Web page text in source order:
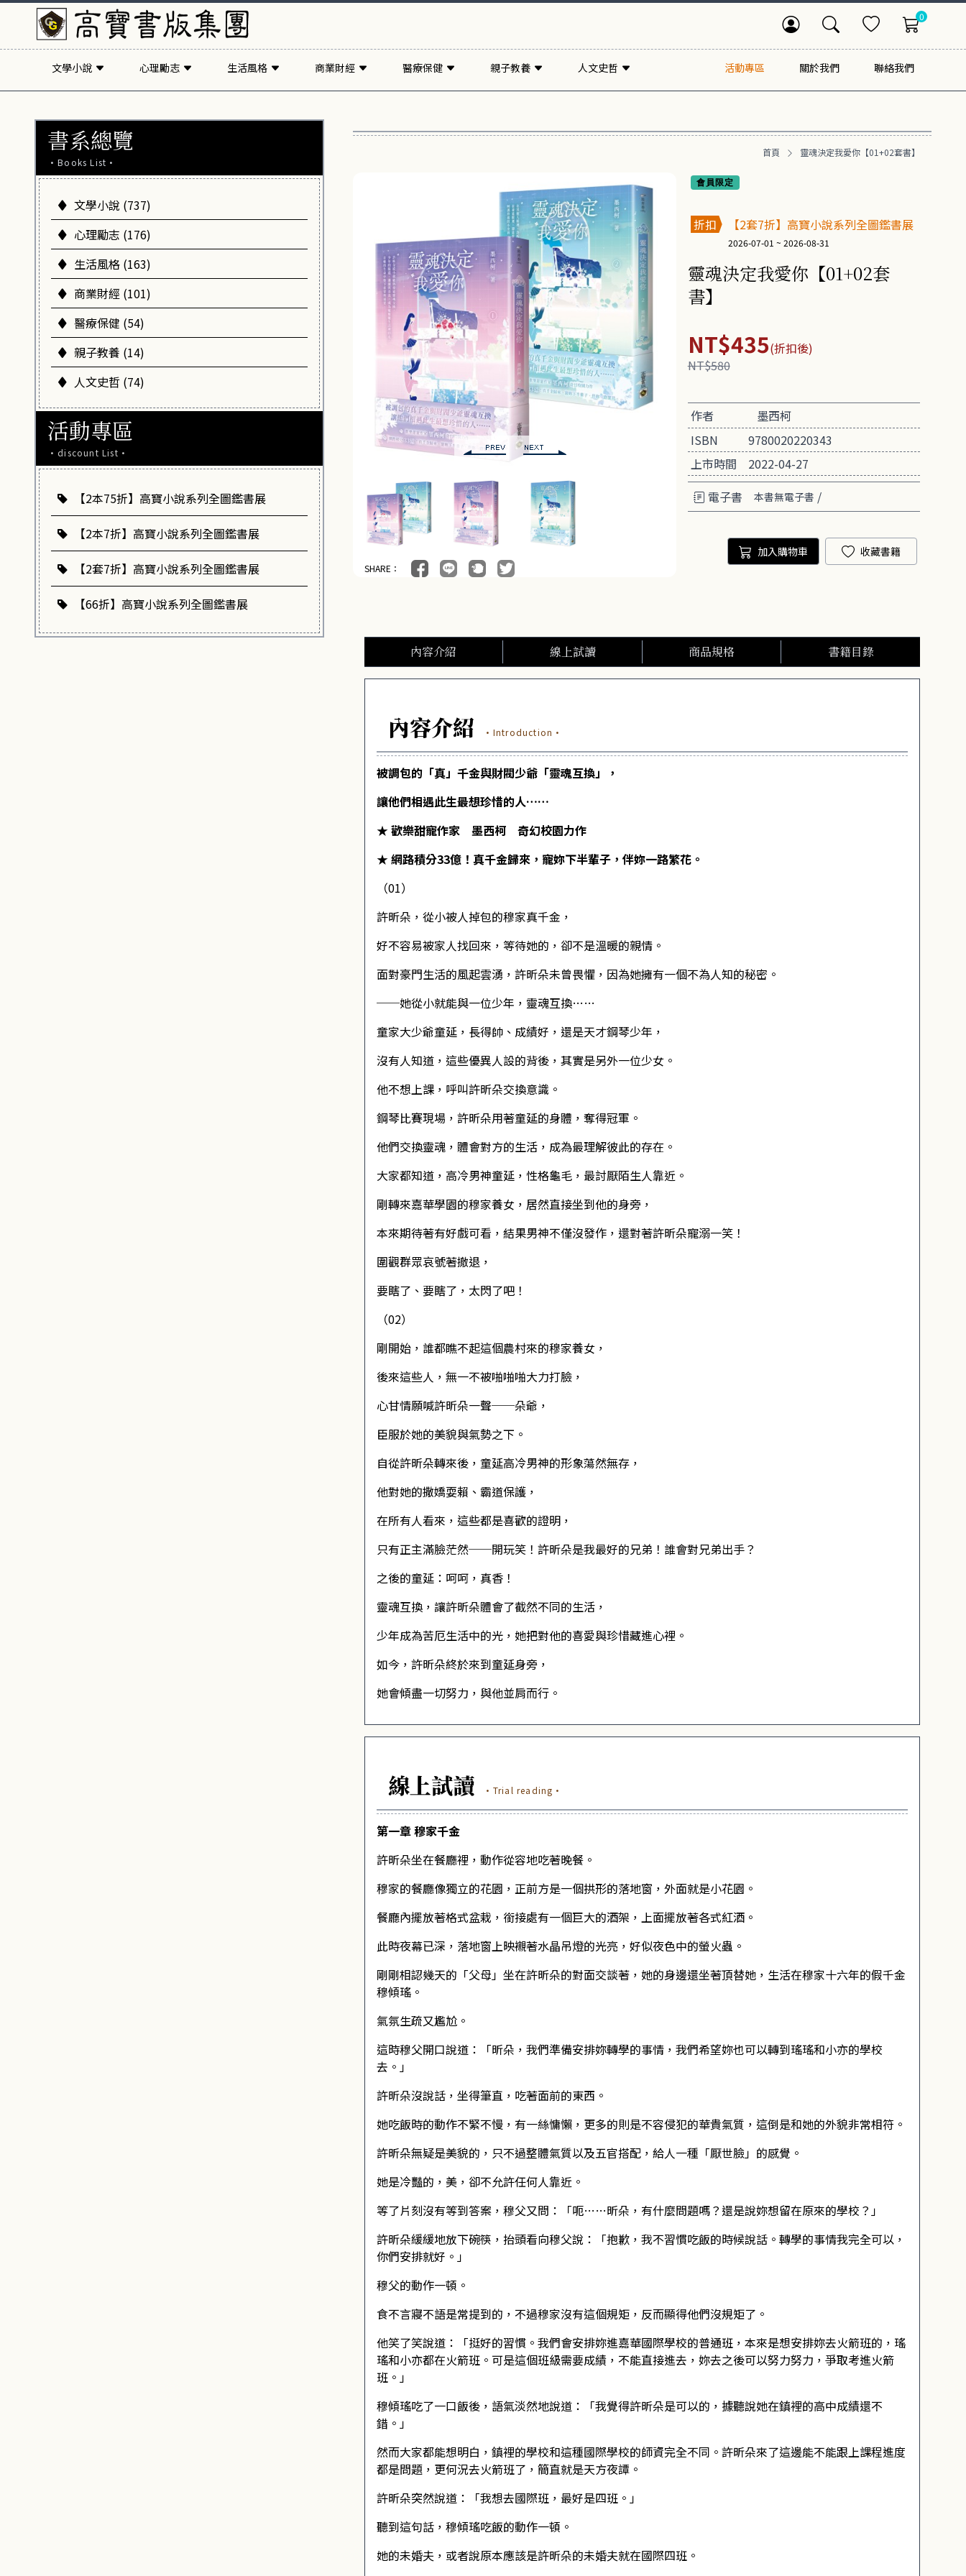
0
文學小說 心理勵志 生活風格 商業財經 醫療保健 親子教養 人文史哲 活動專區 關於我們 聯絡我們
書系總覽
·Books List·
文學小說 (737)
心理勵志 (176)
生活風格 (163)
商業財經 (101)
醫療保健 (54)
親子教養 (14)
人文史哲 (74)
活動專區
·discount List·
【2本75折】高寶小說系列全圖鑑書展
【2本7折】高寶小說系列全圖鑑書展
【2套7折】高寶小說系列全圖鑑書展
【66折】高寶小說系列全圖鑑書展
首頁 靈魂決定我愛你【01+02套書】
SHARE：
會員限定
折扣 【2套7折】高寶小說系列全圖鑑書展
2026-07-01 ~ 2026-08-31
靈魂決定我愛你【01+02套
書】
NT$435(折扣後)
NT$580
作者
墨西柯
ISBN
9780020220343
上市時間
2022-04-27
電子書
本書無電子書 /
加入購物車 收藏書籍
內容介紹 線上試讀 商品規格 書籍目錄
內容介紹 ·Introduction·
被調包的「真」千金與財閥少爺「靈魂互換」，
讓他們相遇此生最想珍惜的人……
★ 歡樂甜寵作家 墨西柯 奇幻校園力作
★ 網路積分33億！真千金歸來，寵妳下半輩子，伴妳一路繁花。
（01）
許昕朵，從小被人掉包的穆家真千金，
好不容易被家人找回來，等待她的，卻不是溫暖的親情。
面對豪門生活的風起雲湧，許昕朵未曾畏懼，因為她擁有一個不為人知的秘密。
──她從小就能與一位少年，靈魂互換……
童家大少爺童延，長得帥、成績好，還是天才鋼琴少年，
沒有人知道，這些優異人設的背後，其實是另外一位少女。
他不想上課，呼叫許昕朵交換意識。
鋼琴比賽現場，許昕朵用著童延的身體，奪得冠軍。
他們交換靈魂，體會對方的生活，成為最理解彼此的存在。
大家都知道，高冷男神童延，性格龜毛，最討厭陌生人靠近。
剛轉來嘉華學園的穆家養女，居然直接坐到他的身旁，
本來期待著有好戲可看，結果男神不僅沒發作，還對著許昕朵寵溺一笑！
圍觀群眾哀號著撤退，
要瞎了、要瞎了，太閃了吧！
（02）
剛開始，誰都瞧不起這個農村來的穆家養女，
後來這些人，無一不被啪啪啪大力打臉，
心甘情願喊許昕朵一聲──朵爺，
臣服於她的美貌與氣勢之下。
自從許昕朵轉來後，童延高冷男神的形象蕩然無存，
他對她的撒嬌耍賴、霸道保護，
在所有人看來，這些都是喜歡的證明，
只有正主滿臉茫然──開玩笑！許昕朵是我最好的兄弟！誰會對兄弟出手？
之後的童延：呵呵，真香！
靈魂互換，讓許昕朵體會了截然不同的生活，
少年成為苦厄生活中的光，她把對他的喜愛與珍惜藏進心裡。
如今，許昕朵終於來到童延身旁，
她會傾盡一切努力，與他並肩而行。
線上試讀 ·Trial reading·
第一章穆家千金
許昕朵坐在餐廳裡，動作從容地吃著晚餐。
穆家的餐廳像獨立的花園，正前方是一個拱形的落地窗，外面就是小花園。
餐廳內擺放著格式盆栽，銜接處有一個巨大的酒架，上面擺放著各式紅酒。
此時夜幕已深，落地窗上映襯著水晶吊燈的光亮，好似夜色中的螢火蟲。
剛剛相認幾天的「父母」坐在許昕朵的對面交談著，她的身邊還坐著頂替她，生活在穆家十六年的假千金
穆傾瑤。
氣氛生疏又尷尬。
這時穆父開口說道：「昕朵，我們準備安排妳轉學的事情，我們希望妳也可以轉到瑤瑤和小亦的學校
去。」
許昕朵沒說話，坐得筆直，吃著面前的東西。
她吃飯時的動作不緊不慢，有一絲慵懶，更多的則是不容侵犯的華貴氣質，這倒是和她的外貌非常相符。
許昕朵無疑是美貌的，只不過整體氣質以及五官搭配，給人一種「厭世臉」的感覺。
她是冷豔的，美，卻不允許任何人靠近。
等了片刻沒有等到答案，穆父又問：「呃……昕朵，有什麼問題嗎？還是說妳想留在原來的學校？」
許昕朵緩緩地放下碗筷，抬頭看向穆父說：「抱歉，我不習慣吃飯的時候說話。轉學的事情我完全可以，
你們安排就好。」
穆父的動作一頓。
食不言寢不語是常提到的，不過穆家沒有這個規矩，反而顯得他們沒規矩了。
他笑了笑說道：「挺好的習慣。我們會安排妳進嘉華國際學校的普通班，本來是想安排妳去火箭班的，瑤
瑤和小亦都在火箭班。可是這個班級需要成績，不能直接進去，妳去之後可以努力努力，爭取考進火箭
班。」
穆傾瑤吃了一口飯後，語氣淡然地說道：「我覺得許昕朵是可以的，據聽說她在鎮裡的高中成績還不
錯。」
然而大家都能想明白，鎮裡的學校和這種國際學校的師資完全不同。許昕朵來了這邊能不能跟上課程進度
都是問題，更何況去火箭班了，簡直就是天方夜譚。
許昕朵突然說道：「我想去國際班，最好是四班。」
聽到這句話，穆傾瑤吃飯的動作一頓。
她的未婚夫，或者說原本應該是許昕朵的未婚夫就在國際四班。